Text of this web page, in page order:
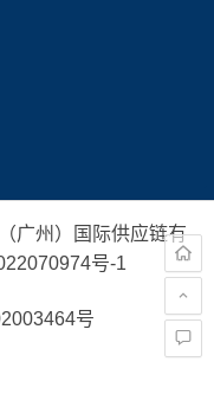
广州）国际供应链有
号-1
号